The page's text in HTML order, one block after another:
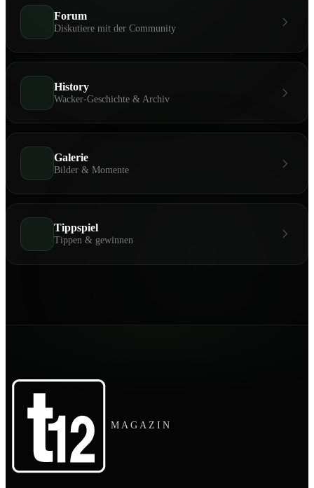
Forum
Diskutiere mit der Community
History
Wacker-Geschichte & Archiv
Galerie
Bilder & Momente
Tippspiel
Tippen & gewinnen
MAGAZIN